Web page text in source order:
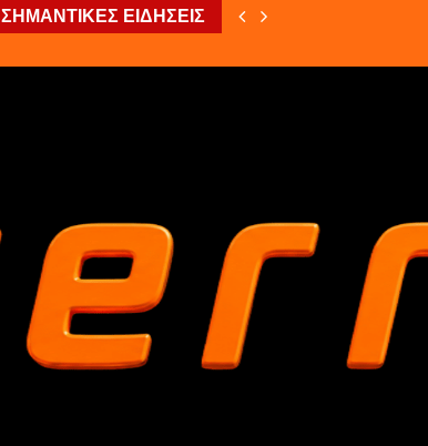
ΣΗΜΑΝΤΙΚΕΣ ΕΙΔΗΣΕΙΣ